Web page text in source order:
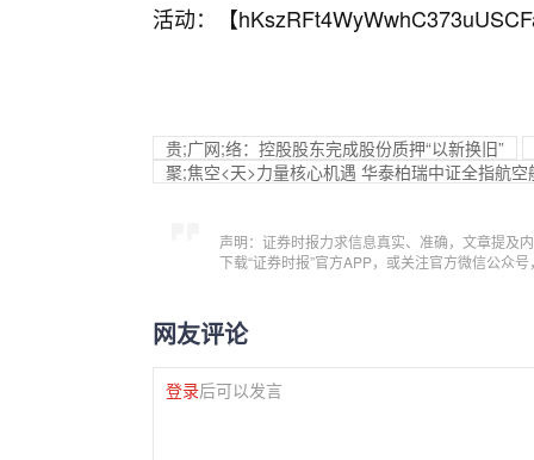
活动：【
贵;广网;络：控股股东完成股份质押“以新换旧”
聚;焦空<天>力量核心机遇 华泰柏瑞中证全指航
声明：证券时报力求信息真实、准确，文章提及
下载“证券时报”官方APP，或关注官方微信公众
网友评论
登录后可以发言